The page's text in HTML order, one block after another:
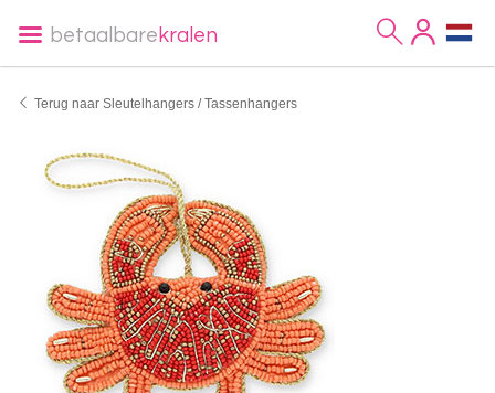
betaalbare kralen
Terug naar Sleutelhangers / Tassenhangers